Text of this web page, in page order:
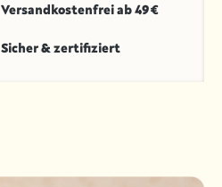
Versandkosten­frei ab 49 €
Sicher & zertifiziert